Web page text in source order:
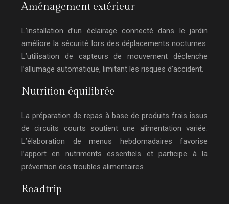
Aménagement extérieur
L’installation d’un éclairage connecté dans le jardin
améliore la sécurité lors des déplacements nocturnes.
L’utilisation de capteurs de mouvement déclenche
l’allumage automatique, limitant les risques d’accident.
Nutrition équilibrée
La préparation de repas à base de produits frais issus
de circuits courts soutient une alimentation variée.
L’élaboration de menus hebdomadaires favorise
l’apport en nutriments essentiels et participe à la
prévention des troubles alimentaires.
Roadtrip